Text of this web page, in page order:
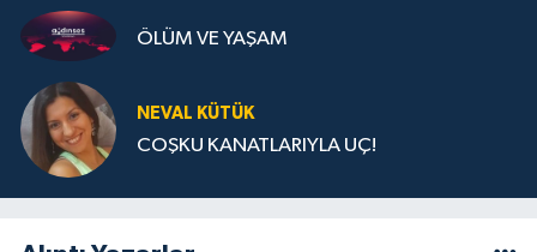
ÖLÜM VE YAŞAM
NEVAL KÜTÜK
COŞKU KANATLARIYLA UÇ!